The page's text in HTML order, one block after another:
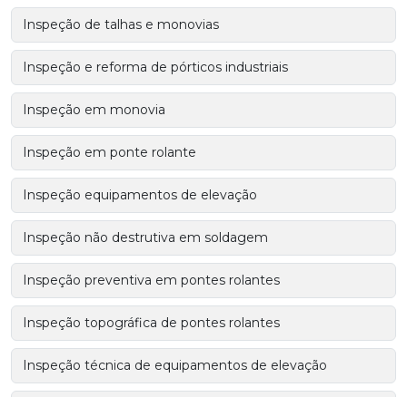
Inspeção de talhas e monovias
Inspeção e reforma de pórticos industriais
Inspeção em monovia
Inspeção em ponte rolante
Inspeção equipamentos de elevação
Inspeção não destrutiva em soldagem
Inspeção preventiva em pontes rolantes
Inspeção topográfica de pontes rolantes
Inspeção técnica de equipamentos de elevação